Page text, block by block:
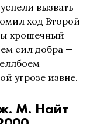
вызвать
ход Второй
крошечный
сил добра —
угрозе извне.
М. Найт